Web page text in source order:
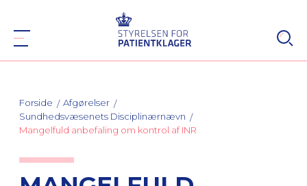
Forside
Afgørelser
Sundhedsvæsenets Disciplinærnævn
Mangelfuld anbefaling om kontrol af INR